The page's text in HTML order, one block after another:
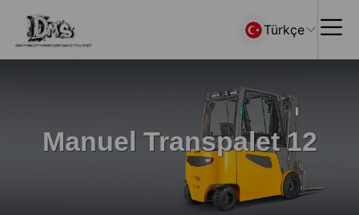
Türkçe
Manuel Transpalet 12